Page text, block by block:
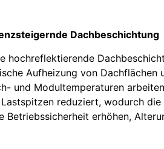
Dachbeschichtung
hochreflektierende
Aufheizung von
und Modultemperaturen
reduziert, wodurch
Betriebssicherheit erhöhen,